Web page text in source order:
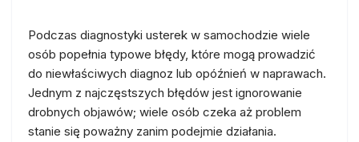
Podczas diagnostyki usterek w samochodzie wiele
osób popełnia typowe błędy, które mogą prowadzić
do niewłaściwych diagnoz lub opóźnień w naprawach.
Jednym z najczęstszych błędów jest ignorowanie
drobnych objawów; wiele osób czeka aż problem
stanie się poważny zanim podejmie działania.